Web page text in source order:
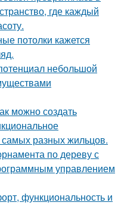
где каждый
потолки кажется
небольшой
можно создать
разных жильцов.
по дереву с
управлением
функциональность и